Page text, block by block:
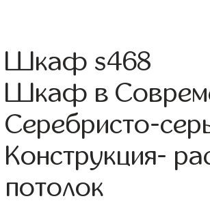
Шкаф s468
Шкаф в
Серебристо-
Конструкция-
потолок